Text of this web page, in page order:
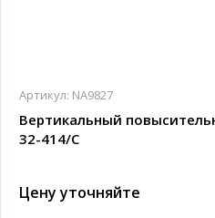
Артикул: NA9827
Вертикальный
32-414/C
Цену уточняйте